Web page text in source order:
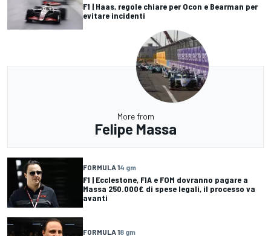
F1 | Haas, regole chiare per Ocon e Bearman per
evitare incidenti
More from
Felipe Massa
FORMULA 14 gm
F1 | Ecclestone, FIA e FOM dovranno pagare a
Massa 250.000£ di spese legali, il processo va
avanti
FORMULA 18 gm